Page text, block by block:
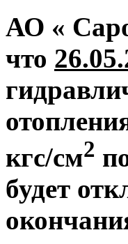
АО «
что
кгс/см2
будет